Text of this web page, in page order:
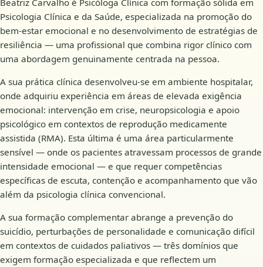
Psicologia Clínica e da Saúde, especializada na promoção do
bem-estar emocional e no desenvolvimento de estratégias de
resiliência — uma profissional que combina rigor clínico com
uma abordagem genuinamente centrada na pessoa.
A sua prática clínica desenvolveu-se em ambiente hospitalar,
onde adquiriu experiência em áreas de elevada exigência
emocional: intervenção em crise, neuropsicologia e apoio
psicológico em contextos de reprodução medicamente
assistida (RMA). Esta última é uma área particularmente
sensível — onde os pacientes atravessam processos de grande
intensidade emocional — e que requer competências
específicas de escuta, contenção e acompanhamento que vão
além da psicologia clínica convencional.
A sua formação complementar abrange a prevenção do
suicídio, perturbações de personalidade e comunicação difícil
em contextos de cuidados paliativos — três domínios que
exigem formação especializada e que reflectem um